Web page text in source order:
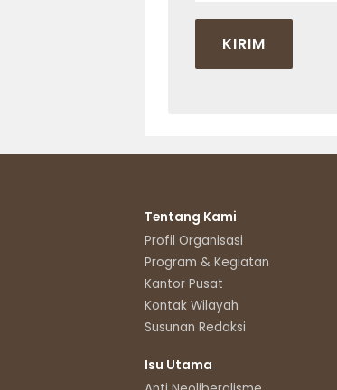
Tentang Kami
Profil Organisasi
Program & Kegiatan
Kantor Pusat
Kontak Wilayah
Susunan Redaksi
Isu Utama